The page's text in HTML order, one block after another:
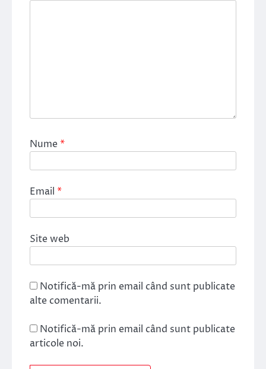
Nume*
Email *
Site web
Notifică-mă prin email când sunt publicate
alte comentarii.
Notifică-mă prin email când sunt publicate
articole noi.